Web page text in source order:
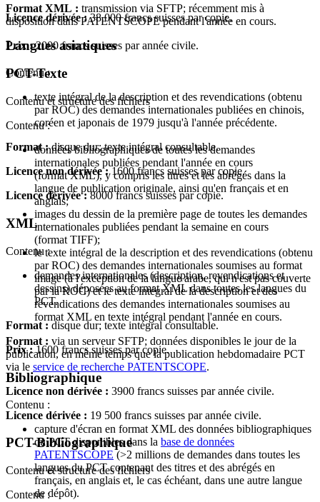
Format XML : transmission via SFTP; récemment mis à
disposition dans PATENTSCOPE pendant l'année en cours.
Prix :2000 francs suisses par année civile.
PCT-Texte
Contenu et structure des fichiers
Contenu :
données bibliographiques de toutes les demandes
internationales publiées pendant l'année en cours
(format XML), y compris les titres et les abrégés dans la
langue de publication originale, ainsi qu'en français et en
anglais;
images du dessin de la première page de toutes les demandes
internationales publiées pendant la semaine en cours
(format TIFF);
le texte intégral de la description et des revendications (obtenu
par ROC) des demandes internationales soumises au format
image (à l'exception de la langue arabe, qui n'est pas couverte
par la ROC) et le texte intégral de la description et des
revendications des demandes internationales soumises au
format XML en texte intégral pendant l'année en cours.
Format : via un serveur SFTP; données disponibles le jour de la
publication, en même temps que la publication hebdomadaire PCT
via le service de recherche PATENTSCOPE.
Licence non dérivée : 3900 francs suisses par année civile.
Licence dérivée : 19 500 francs suisses par année civile.
PCT-Bibliographique
Contenu et structure des fichiers
Contenu :
Licence dérivée :38 000 francs suisses par copie.
Langues asiatiques
Contenu :
texte intégral de la description et des revendications (obtenu
par ROC) des demandes internationales publiées en chinois,
coréen et japonais de 1979 jusqu'à l'année précédente.
Format :disque dur; texte intégral consultable.
Licence non dérivée :1600 francs suisses par copie.
Licence dérivée :8000 francs suisses par copie.
XML
Contenu :
demandes internationales (description, revendications et
dessins) déposées au format XML dans toutes les langues du
PCT.
Format : disque dur; texte intégral consultable.
Prix :1600 francs suisses par copie.
Bibliographique
Contenu :
capture d'écran en format XML des données bibliographiques
du PCT disponibles dans la base de données
PATENTSCOPE (>2 millions de demandes dans toutes les
langues du PCT contenant des titres et des abrégés en
français, en anglais et, le cas échéant, dans une autre langue
de dépôt).